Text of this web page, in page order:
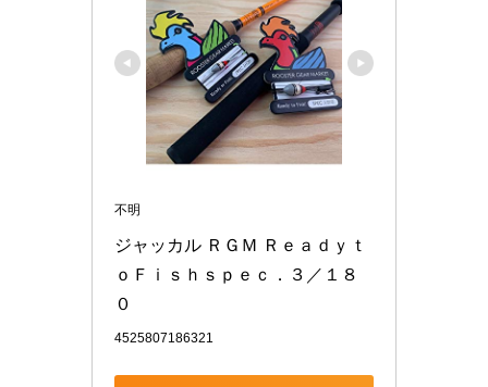
不明
ジャッカル ＲＧＭ Ｒｅａｄｙｔ
ｏＦｉｓｈｓｐｅｃ．３／１８
０
4525807186321